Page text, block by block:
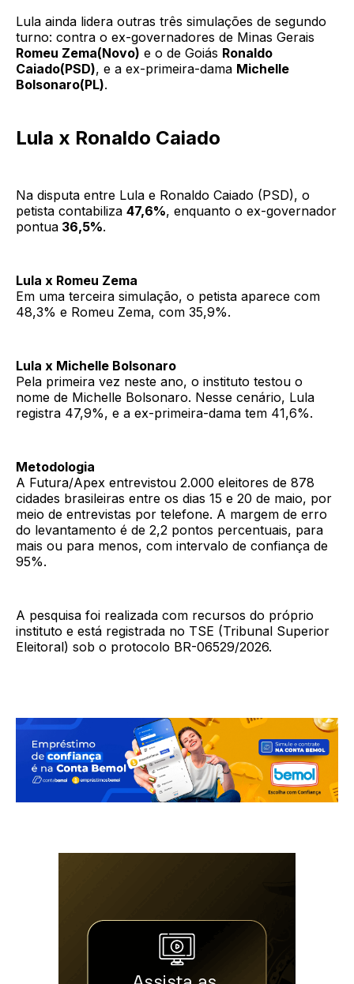
Lula ainda lidera outras três simulações de segundo
turno: contra o ex-governadores de Minas Gerais
Romeu Zema(Novo) e o de Goiás Ronaldo
Caiado(PSD), e a ex-primeira-dama Michelle
Bolsonaro(PL).
Lula x Ronaldo Caiado
Na disputa entre Lula e Ronaldo Caiado (PSD), o
petista contabiliza 47,6%, enquanto o ex-governador
pontua 36,5%.
Lula x Romeu Zema
Em uma terceira simulação, o petista aparece com
48,3% e Romeu Zema, com 35,9%.
Lula x Michelle Bolsonaro
Pela primeira vez neste ano, o instituto testou o
nome de Michelle Bolsonaro. Nesse cenário, Lula
registra 47,9%, e a ex-primeira-dama tem 41,6%.
Metodologia
A Futura/Apex entrevistou 2.000 eleitores de 878
cidades brasileiras entre os dias 15 e 20 de maio, por
meio de entrevistas por telefone. A margem de erro
do levantamento é de 2,2 pontos percentuais, para
mais ou para menos, com intervalo de confiança de
95%.
A pesquisa foi realizada com recursos do próprio
instituto e está registrada no TSE (Tribunal Superior
Eleitoral) sob o protocolo BR-06529/2026.